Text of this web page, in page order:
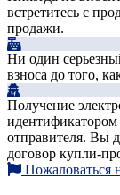
встретитесь с
продажи.
Ни один
взноса до того,
Получение
идентификатором
отправителя. Вы
договор купли-
Пожаловаться